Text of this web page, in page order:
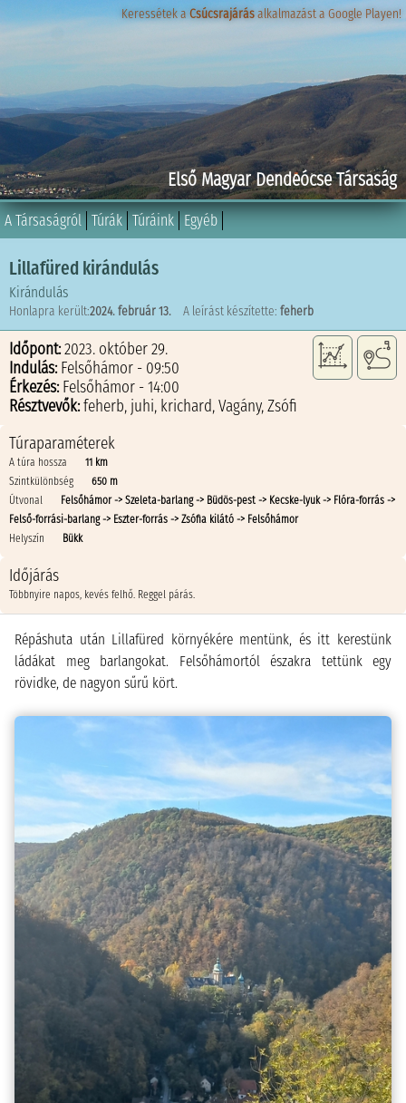
Első Magyar Dendeócse Társaság
Keressétek aCsúcsrajárásalkalmazást a Google Playen!
Keressétek aCsúcsrajárásalkalmazást a Google Playen!
A Társaságról Túrák Túráink Egyéb
Lillafüred kirándulás
Kirándulás
Honlapra került:2024. február 13. A leírást készítette: feherb
Időpont:2023. október 29.
Indulás: Felsőhámor - 09:50
Érkezés: Felsőhámor - 14:00
Résztvevők:feherb, juhi, krichard,Vagány,Zsófi
Túraparaméterek
A túra hossza
11 km
Szintkülönbség
650 m
Útvonal
Felsőhámor -> Szeleta-barlang -> Büdös-pest -> Kecske-lyuk -> Flóra-forrás ->
Felső-forrási-barlang -> Eszter-forrás -> Zsófia kilátó -> Felsőhámor
Helyszín
Bükk
Időjárás
Többnyire napos, kevés felhő. Reggel párás.
Répáshuta után Lillafüred környékére mentünk, és itt kerestünk
ládákat meg barlangokat. Felsőhámortól északra tettünk egy
rövidke, de nagyon sűrű kört.